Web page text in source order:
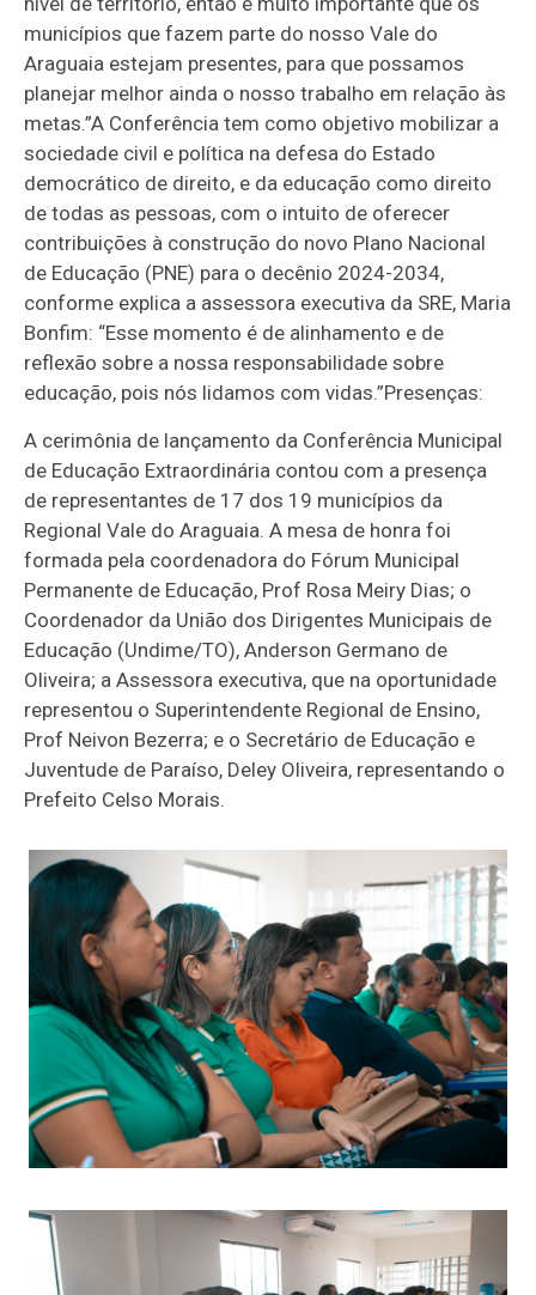
municípios que fazem parte do nosso Vale do
Araguaia estejam presentes, para que possamos
planejar melhor ainda o nosso trabalho em relação às
metas.”A Conferência tem como objetivo mobilizar a
sociedade civil e política na defesa do Estado
democrático de direito, e da educação como direito
de todas as pessoas, com o intuito de oferecer
contribuições à construção do novo Plano Nacional
de Educação (PNE) para o decênio 2024-2034,
conforme explica a assessora executiva da SRE, Maria
Bonfim: “Esse momento é de alinhamento e de
reflexão sobre a nossa responsabilidade sobre
educação, pois nós lidamos com vidas.”Presenças:
A cerimônia de lançamento da Conferência Municipal
de Educação Extraordinária contou com a presença
de representantes de 17 dos 19 municípios da
Regional Vale do Araguaia. A mesa de honra foi
formada pela coordenadora do Fórum Municipal
Permanente de Educação, Prof Rosa Meiry Dias; o
Coordenador da União dos Dirigentes Municipais de
Educação (Undime/TO), Anderson Germano de
Oliveira; a Assessora executiva, que na oportunidade
representou o Superintendente Regional de Ensino,
Prof Neivon Bezerra; e o Secretário de Educação e
Juventude de Paraíso, Deley Oliveira, representando o
Prefeito Celso Morais.